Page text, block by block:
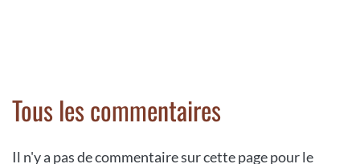
Tous les commentaires
Il n'y a pas de commentaire sur cette page pour le